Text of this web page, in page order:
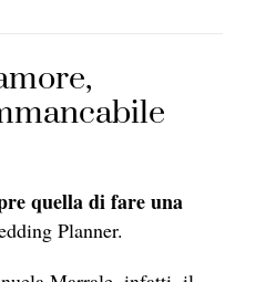
quella di fare una
Planner.